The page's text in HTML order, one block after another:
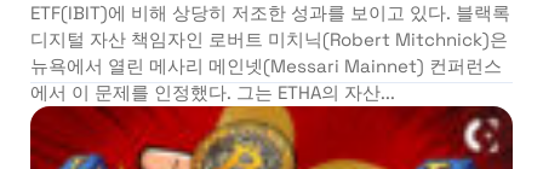
ETF(IBIT)에 비해 상당히 저조한 성과를 보이고 있다. 블랙록
디지털 자산 책임자인 로버트 미치닉(Robert Mitchnick)은
뉴욕에서 열린 메사리 메인넷(Messari Mainnet) 컨퍼런스
에서 이 문제를 인정했다. 그는 ETHA의 자산...